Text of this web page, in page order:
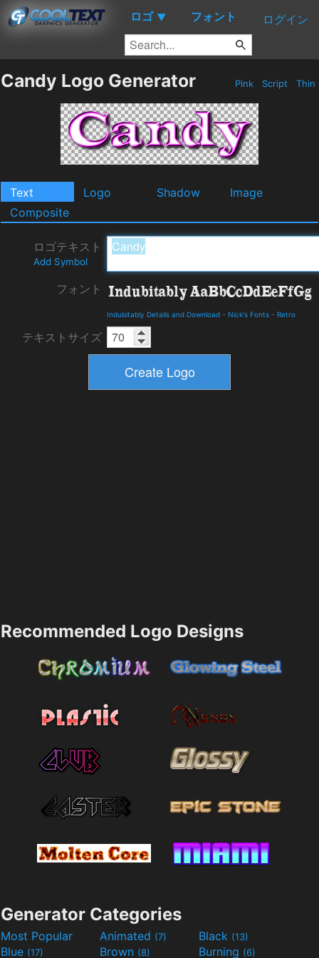
ロゴ ▼ フォント ログイン
Candy Logo Generator Pink Script Thin
Text Logo Shadow
Image
Composite
ロゴテキスト
Add Symbol
フォント
Indubitably Details and Download - Nick's Fonts - Retro
テキストサイズ
Recommended Logo Designs
Generator Categories
Most Popular Animated (7) Black (13)
Blue (17) Brown (8) Burning (6)